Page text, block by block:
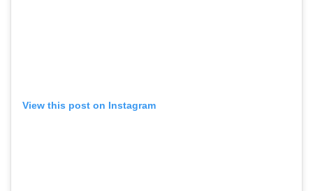
View this post on Instagram